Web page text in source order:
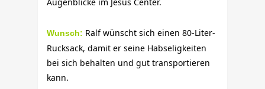
Wunsch: Ralf wünscht sich einen 80-Liter-
Rucksack, damit er seine Habseligkeiten
bei sich behalten und gut transportieren
kann.